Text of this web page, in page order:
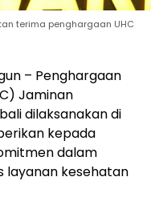
terima penghargaan UHC
– Penghargaan
Jaminan
dilaksanakan di
kepada
dalam
layanan kesehatan